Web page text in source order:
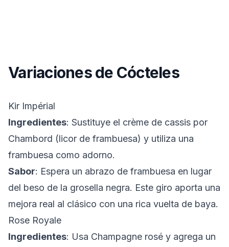
Variaciones de Cócteles
Kir Impérial
Ingredientes: Sustituye el crème de cassis por
Chambord (licor de frambuesa) y utiliza una
frambuesa como adorno.
Sabor: Espera un abrazo de frambuesa en lugar
del beso de la grosella negra. Este giro aporta una
mejora real al clásico con una rica vuelta de baya.
Rose Royale
Ingredientes: Usa Champagne rosé y agrega un